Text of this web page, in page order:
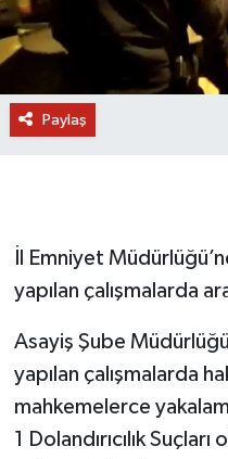
Paylaş
İl Emniyet
yapılan çalışmalarda
Asayiş Şube
yapılan çalışmalarda
mahkemelerce
1 Dolandırıcılık